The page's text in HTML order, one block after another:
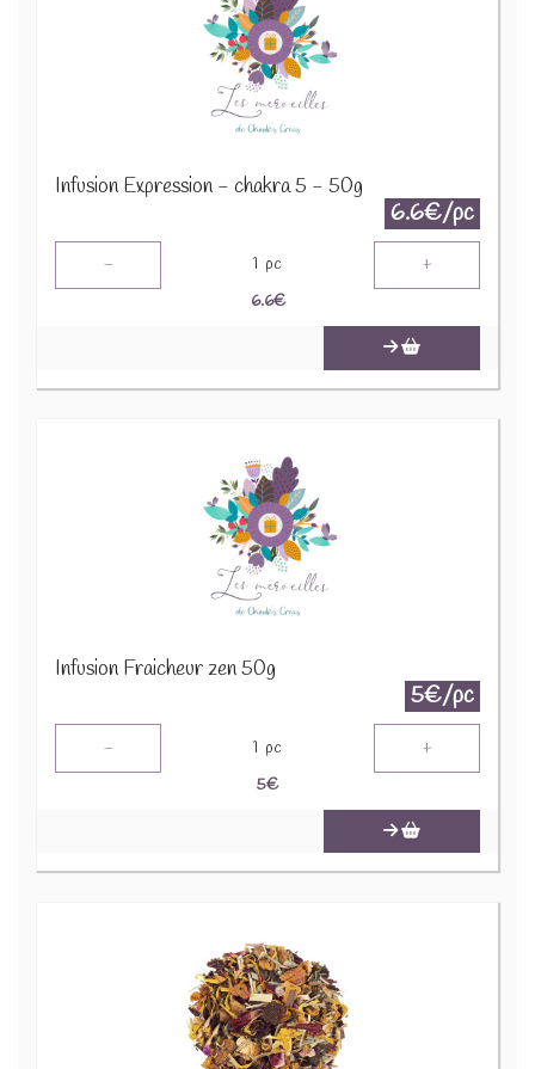
Infusion Expression - chakra 5 - 50g
6.6€/pc
- 1 pc +
6.6€
Infusion Fraicheur zen 50g
5€/pc
- 1 pc +
5€